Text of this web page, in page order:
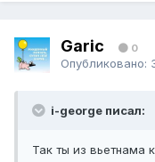
Garic 0
Опубликовано:
i-george писал:
Так ты из